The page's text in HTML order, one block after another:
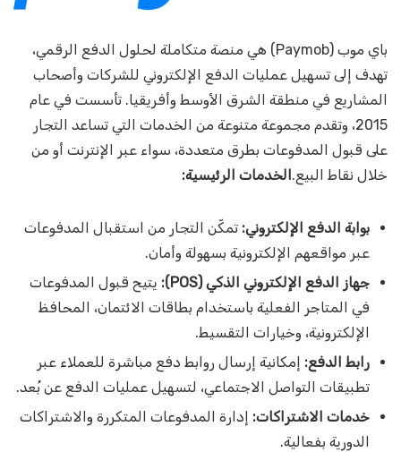
باي موب (Paymob) هي منصة متكاملة لحلول الدفع الرقمي،
تهدف إلى تسهيل عمليات الدفع الإلكتروني للشركات وأصحاب
المشاريع في منطقة الشرق الأوسط وأفريقيا. تأسست في عام
2015، وتقدم مجموعة متنوعة من الخدمات التي تساعد التجار
على قبول المدفوعات بطرق متعددة، سواء عبر الإنترنت أو من
خلال نقاط البيع.الخدمات الرئيسية:
بوابة الدفع الإلكتروني: تمكّن التجار من استقبال المدفوعات
عبر مواقعهم الإلكترونية بسهولة وأمان.
جهاز الدفع الإلكتروني الذكي (POS):
يتيح قبول المدفوعات
في المتاجر الفعلية باستخدام بطاقات الائتمان، المحافظ
الإلكترونية، وخيارات التقسيط.
رابط الدفع: إمكانية إرسال روابط دفع مباشرة للعملاء عبر
تطبيقات التواصل الاجتماعي، لتسهيل عمليات الدفع عن بُعد.
خدمات الاشتراكات: إدارة المدفوعات المتكررة والاشتراكات
الدورية بفعالية.